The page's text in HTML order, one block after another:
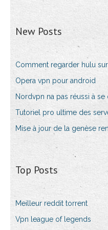
New Posts
Comment regarder hulu
Opera vpn pour android
Nordvpn na pas réussi à
Tutoriel pro ultime des
Mise à jour de la genèse
Top Posts
Meilleur reddit torrent
Vpn league of legends